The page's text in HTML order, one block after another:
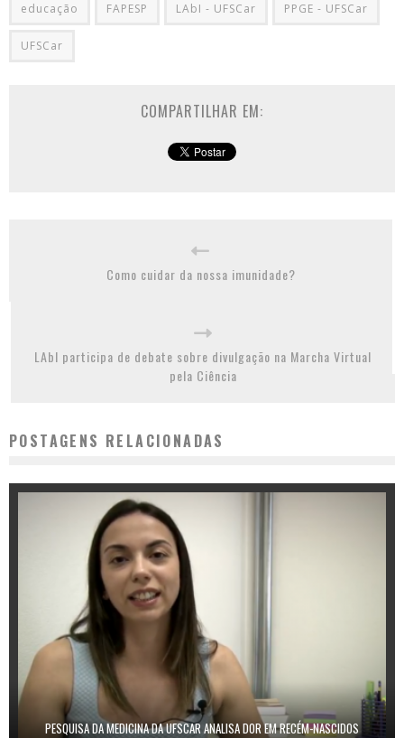
educação FAPESP LAbI - UFSCar PPGE - UFSCar
UFSCar
COMPARTILHAR EM:
Como cuidar da nossa imunidade?
LAbI participa de debate sobre divulgação na Marcha Virtual
pela Ciência
POSTAGENS RELACIONADAS
PESQUISA DA MEDICINA DA UFSCAR ANALISA DOR EM RECÉM-NASCIDOS